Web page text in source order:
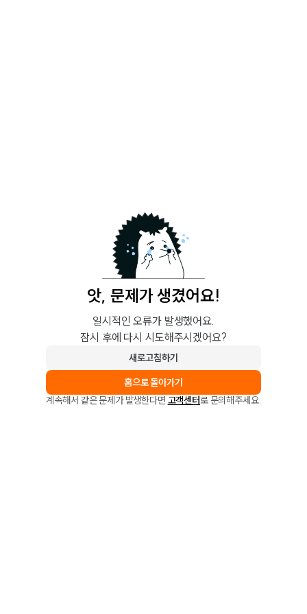
앗, 문제가 생겼어요!
일시적인 오류가 발생했어요.
잠시 후에 다시 시도해주시겠어요?
새로고침하기
홈으로 돌아가기
계속해서 같은 문제가 발생한다면 고객센터로 문의해주세요.